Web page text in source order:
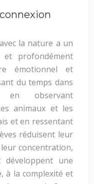
la nature a un
profondément
émotionnel et
du temps dans
en observant
animaux et les
et en ressentant
réduisent leur
concentration,
une
à la complexité et